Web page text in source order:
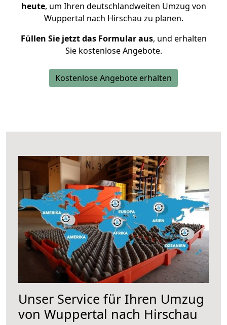
heute, um Ihren deutschlandweiten Umzug von
Wuppertal nach Hirschau zu planen.
Füllen Sie jetzt das Formular aus, und erhalten
Sie kostenlose Angebote.
Kostenlose Angebote erhalten
Unser Service für Ihren Umzug
von Wuppertal nach Hirschau